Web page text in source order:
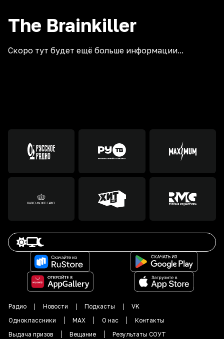
The Brainkiller
Скоро тут будет ещё больше информации...
Радио Новости Подкасты
VK
Одноклассники
MAX О нас
Контакты
Выдача призов
Вещание Результаты СОУТ